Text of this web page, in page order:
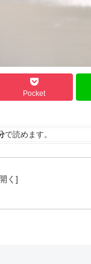
Pocket
で読めます。